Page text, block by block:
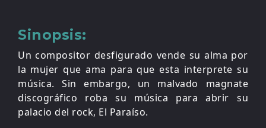
Sinopsis:
Un compositor desfigurado vende su alma por
la mujer que ama para que esta interprete su
música. Sin embargo, un malvado magnate
discográfico roba su música para abrir su
palacio del rock, El Paraíso.